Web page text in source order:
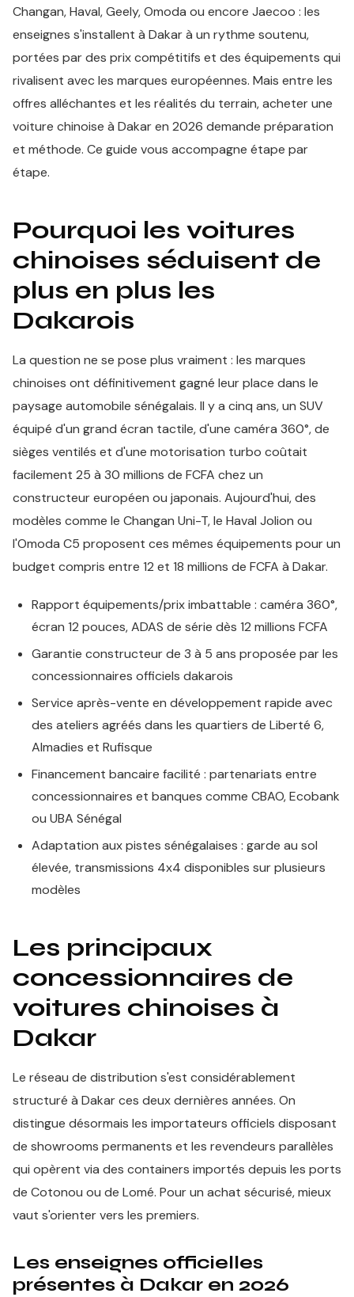
Changan, Haval, Geely, Omoda ou encore Jaecoo : les
enseignes s'installent à Dakar à un rythme soutenu,
portées par des prix compétitifs et des équipements qui
rivalisent avec les marques européennes. Mais entre les
offres alléchantes et les réalités du terrain, acheter une
voiture chinoise à Dakar en 2026 demande préparation
et méthode. Ce guide vous accompagne étape par
étape.
Pourquoi les voitures
chinoises séduisent de
plus en plus les
Dakarois
La question ne se pose plus vraiment : les marques
chinoises ont définitivement gagné leur place dans le
paysage automobile sénégalais. Il y a cinq ans, un SUV
équipé d'un grand écran tactile, d'une caméra 360°, de
sièges ventilés et d'une motorisation turbo coûtait
facilement 25 à 30 millions de FCFA chez un
constructeur européen ou japonais. Aujourd'hui, des
modèles comme le Changan Uni-T, le Haval Jolion ou
l'Omoda C5 proposent ces mêmes équipements pour un
budget compris entre 12 et 18 millions de FCFA à Dakar.
Rapport équipements/prix imbattable : caméra 360°,
écran 12 pouces, ADAS de série dès 12 millions FCFA
Garantie constructeur de 3 à 5 ans proposée par les
concessionnaires officiels dakarois
Service après-vente en développement rapide avec
des ateliers agréés dans les quartiers de Liberté 6,
Almadies et Rufisque
Financement bancaire facilité : partenariats entre
concessionnaires et banques comme CBAO, Ecobank
ou UBA Sénégal
Adaptation aux pistes sénégalaises : garde au sol
élevée, transmissions 4x4 disponibles sur plusieurs
modèles
Les principaux
concessionnaires de
voitures chinoises à
Dakar
Le réseau de distribution s'est considérablement
structuré à Dakar ces deux dernières années. On
distingue désormais les importateurs officiels disposant
de showrooms permanents et les revendeurs parallèles
qui opèrent via des containers importés depuis les ports
de Cotonou ou de Lomé. Pour un achat sécurisé, mieux
vaut s'orienter vers les premiers.
Les enseignes officielles
présentes à Dakar en 2026